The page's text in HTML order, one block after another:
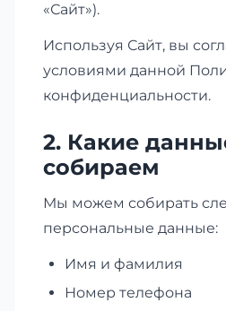
«Сайт»).
Используя Сайт, вы
условиями данной
конфиденциальности.
2. Какие
собираем
Мы можем собирать
персональные данные:
Имя и фамилия
Номер телефона